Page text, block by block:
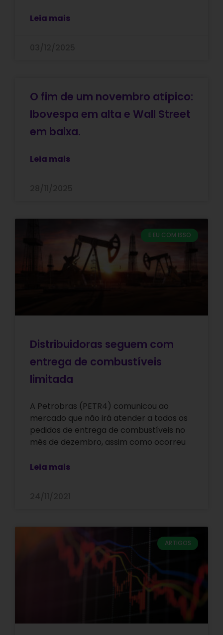
Leia mais
O fim de um novembro atípico:
Ibovespa em alta e Wall Street
em baixa.
Leia mais
E EU COM ISSO
Distribuidoras seguem com
entrega de combustíveis
limitada
A Petrobras (PETR4) comunicou ao
mercado que não irá atender a todos os
pedidos de entrega de combustíveis no
mês de dezembro, assim como ocorreu
Leia mais
ARTIGOS